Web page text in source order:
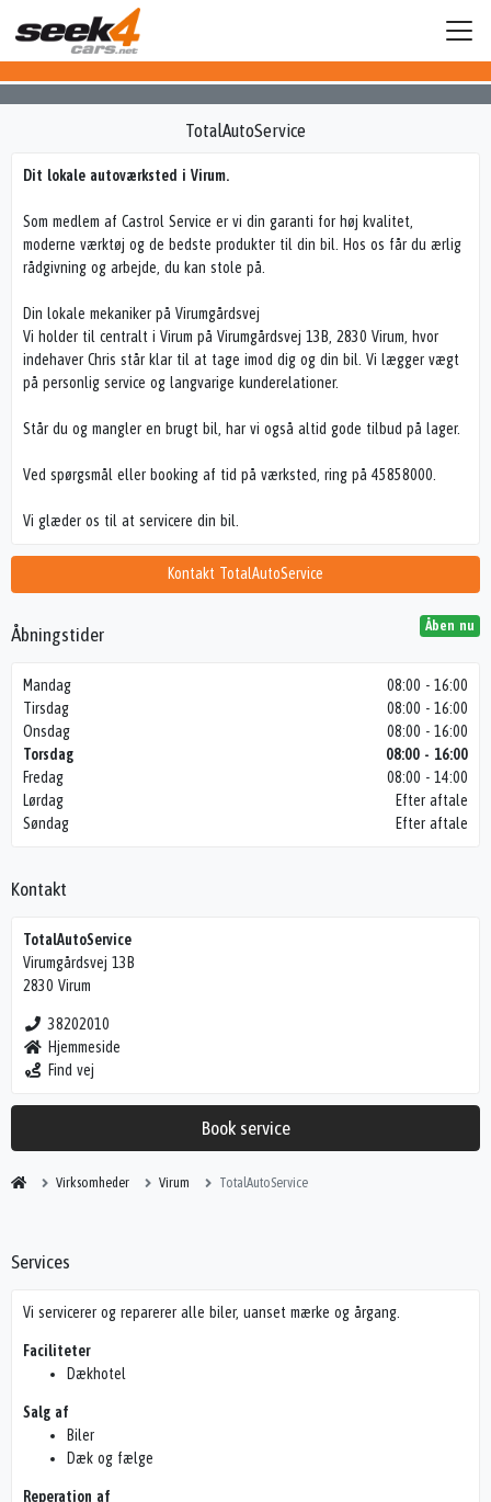
Kontakt TotalAutoService
Åbningstider Åben nu
Mandag
Tirsdag
Onsdag
Torsdag
Fredag
Lørdag
Søndag
08:00 - 16:00
08:00 - 16:00
08:00 - 16:00
08:00 - 16:00
08:00 - 14:00
Efter aftale
Efter aftale
Kontakt
TotalAutoService
Virumgårdsvej 13B
2830 Virum
38202010
Hjemmeside
Find vej
Book service
Virksomheder Virum TotalAutoService
TotalAutoService
Dit lokale autoværksted i Virum.
Som medlem af Castrol Service er vi din garanti for høj kvalitet,
moderne værktøj og de bedste produkter til din bil. Hos os får du ærlig
rådgivning og arbejde, du kan stole på.
Din lokale mekaniker på Virumgårdsvej
Vi holder til centralt i Virum på Virumgårdsvej 13B, 2830 Virum, hvor
indehaver Chris står klar til at tage imod dig og din bil. Vi lægger vægt
på personlig service og langvarige kunderelationer.
Står du og mangler en brugt bil, har vi også altid gode tilbud på lager.
Ved spørgsmål eller booking af tid på værksted, ring på 45858000.
Vi glæder os til at servicere din bil.
Services
Vi servicerer og reparerer alle biler, uanset mærke og årgang.
Faciliteter
Dækhotel
Salg af
Biler
Dæk og fælge
Reperation af